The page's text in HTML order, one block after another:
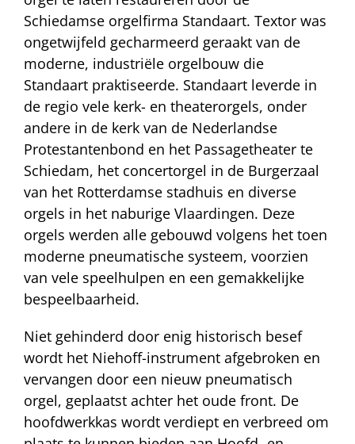
Schiedamse orgelfirma Standaart. Textor was
ongetwijfeld gecharmeerd geraakt van de
moderne, industriële orgelbouw die
Standaart praktiseerde. Standaart leverde in
de regio vele kerk- en theaterorgels, onder
andere in de kerk van de Nederlandse
Protestantenbond en het Passagetheater te
Schiedam, het concertorgel in de Burgerzaal
van het Rotterdamse stadhuis en diverse
orgels in het naburige Vlaardingen. Deze
orgels werden alle gebouwd volgens het toen
moderne pneumatische systeem, voorzien
van vele speelhulpen en een gemakkelijke
bespeelbaarheid.
Niet gehinderd door enig historisch besef
wordt het Niehoff-instrument afgebroken en
vervangen door een nieuw pneumatisch
orgel, geplaatst achter het oude front. De
hoofdwerkkas wordt verdiept en verbreed om